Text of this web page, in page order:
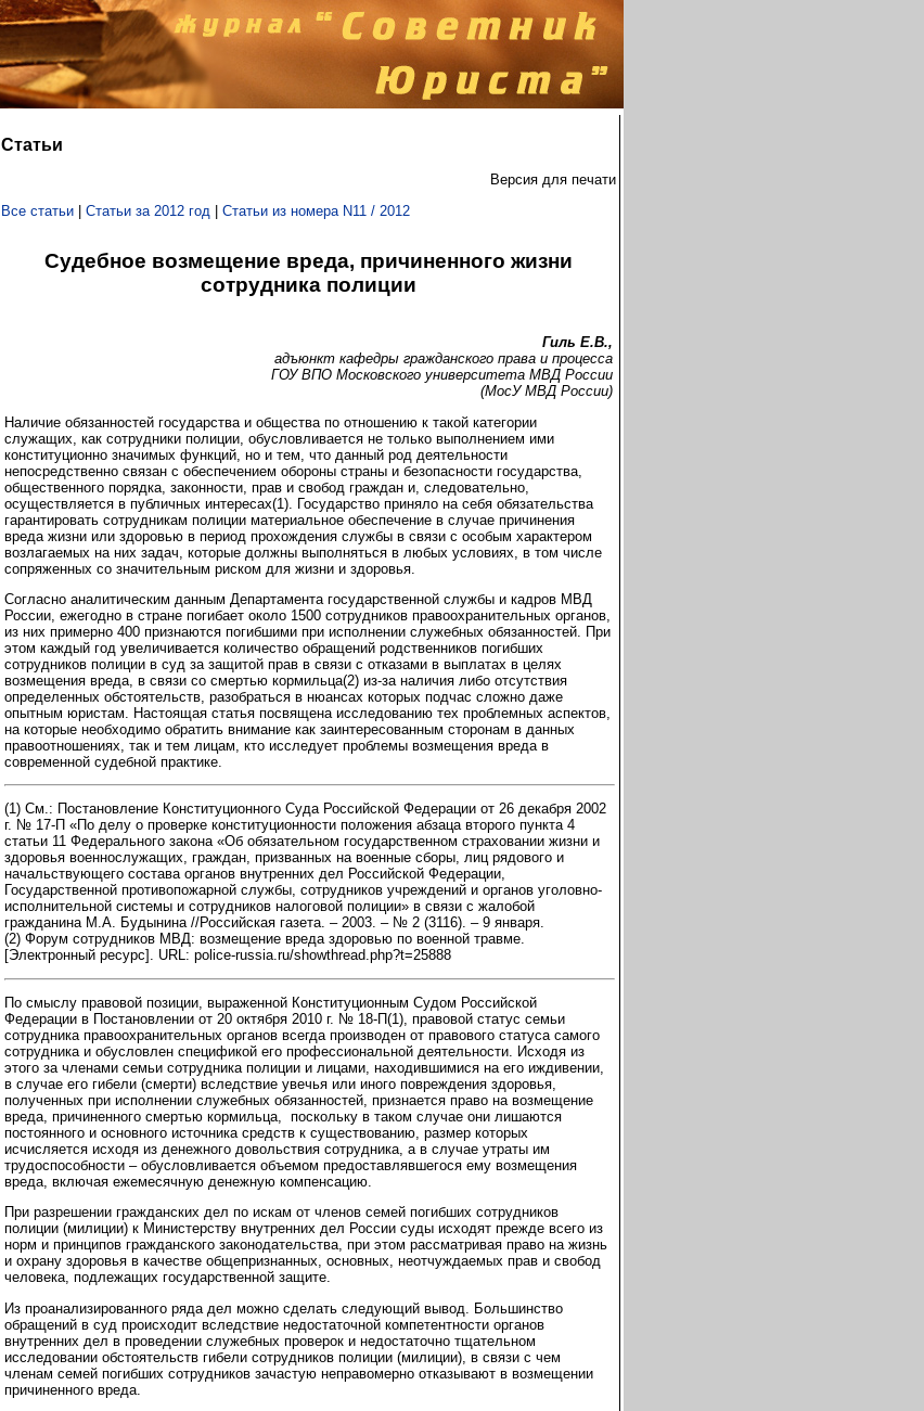
Статьи
Версия для печати
Все статьи | Статьи за 2012 год | Статьи из номера N11 / 2012
Судебное возмещение вреда, причиненного жизни
сотрудника полиции
Гиль Е.В.,
адъюнкт кафедры гражданского права и процесса
ГОУ ВПО Московского университета МВД России
(МосУ МВД России)
Наличие обязанностей государства и общества по отношению к такой категории
служащих, как сотрудники полиции, обусловливается не только выполнением ими
конституционно значимых функций, но и тем, что данный род деятельности
непосредственно связан с обеспечением обороны страны и безопасности государства,
общественного порядка, законности, прав и свобод граждан и, следовательно,
осуществляется в публичных интересах(1). Государство приняло на себя обязательства
гарантировать сотрудникам полиции материальное обеспечение в случае причинения
вреда жизни или здоровью в период прохождения службы в связи с особым характером
возлагаемых на них задач, которые должны выполняться в любых условиях, в том числе
сопряженных со значительным риском для жизни и здоровья.
Согласно аналитическим данным Департамента государственной службы и кадров МВД
России, ежегодно в стране погибает около 1500 сотрудников правоохранительных органов,
из них примерно 400 признаются погибшими при исполнении служебных обязанностей. При
этом каждый год увеличивается количество обращений родственников погибших
сотрудников полиции в суд за защитой прав в связи с отказами в выплатах в целях
возмещения вреда, в связи со смертью кормильца(2) из-за наличия либо отсутствия
определенных обстоятельств, разобраться в нюансах которых подчас сложно даже
опытным юристам. Настоящая статья посвящена исследованию тех проблемных аспектов,
на которые необходимо обратить внимание как заинтересованным сторонам в данных
правоотношениях, так и тем лицам, кто исследует проблемы возмещения вреда в
современной судебной практике.
(1) См.: Постановление Конституционного Суда Российской Федерации от 26 декабря 2002
г. № 17-П «По делу о проверке конституционности положения абзаца второго пункта 4
статьи 11 Федерального закона «Об обязательном государственном страховании жизни и
здоровья военнослужащих, граждан, призванных на военные сборы, лиц рядового и
начальствующего состава органов внутренних дел Российской Федерации,
Государственной противопожарной службы, сотрудников учреждений и органов уголовно-
исполнительной системы и сотрудников налоговой полиции» в связи с жалобой
гражданина М.А. Будынина //Российская газета. – 2003. – № 2 (3116). – 9 января.
(2) Форум сотрудников МВД: возмещение вреда здоровью по военной травме.
[Электронный ресурс]. URL: police-russia.ru/showthread.php?t=25888
По смыслу правовой позиции, выраженной Конституционным Судом Российской
Федерации в Постановлении от 20 октября 2010 г. № 18-П(1), правовой статус семьи
сотрудника правоохранительных органов всегда производен от правового статуса самого
сотрудника и обусловлен спецификой его профессиональной деятельности. Исходя из
этого за членами семьи сотрудника полиции и лицами, находившимися на его иждивении,
в случае его гибели (смерти) вследствие увечья или иного повреждения здоровья,
полученных при исполнении служебных обязанностей, признается право на возмещение
вреда, причиненного смертью кормильца, поскольку в таком случае они лишаются
постоянного и основного источника средств к существованию, размер которых
исчисляется исходя из денежного довольствия сотрудника, а в случае утраты им
трудоспособности – обусловливается объемом предоставлявшегося ему возмещения
вреда, включая ежемесячную денежную компенсацию.
При разрешении гражданских дел по искам от членов семей погибших сотрудников
полиции (милиции) к Министерству внутренних дел России суды исходят прежде всего из
норм и принципов гражданского законодательства, при этом рассматривая право на жизнь
и охрану здоровья в качестве общепризнанных, основных, неотчуждаемых прав и свобод
человека, подлежащих государственной защите.
Из проанализированного ряда дел можно сделать следующий вывод. Большинство
обращений в суд происходит вследствие недостаточной компетентности органов
внутренних дел в проведении служебных проверок и недостаточно тщательном
исследовании обстоятельств гибели сотрудников полиции (милиции), в связи с чем
членам семей погибших сотрудников зачастую неправомерно отказывают в возмещении
причиненного вреда.